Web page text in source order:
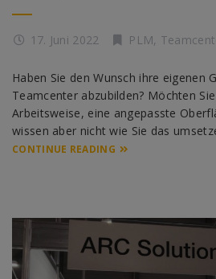
17. Juni 2022 PLM,
Haben Sie den Wunsch ihre eigenen
Teamcenter abzubilden? Möchten
Arbeitsweise, eine angepasste
wissen aber nicht wie Sie das
CONTINUE READING